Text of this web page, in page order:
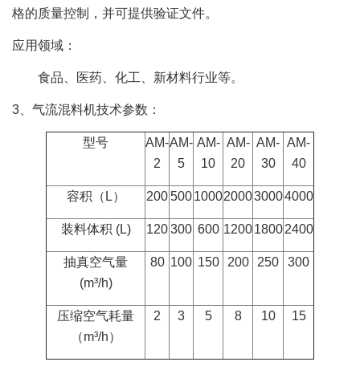
格的质量控制，并可提供验证文件。
应用领域：
食品、医药、化工、新材料行业等。
3、气流混料机技术参数：
型号
AM-
2
AM-
5
AM-
10
AM-
20
AM-
30
AM-
40
容积（L） 2005001000200030004000
装料体积 (L) 120300 600 12001800 2400
抽真空气量
(m³/h)
80 100 150 200 250 300
压缩空气耗量
（m³/h）
2 3 5 8 10 15